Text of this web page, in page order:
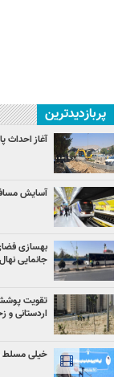
پربازدیدترین
آغاز احداث
آسایش
بهسازی
جانمایی
تقویت
اردستانی
خیلی مسلط